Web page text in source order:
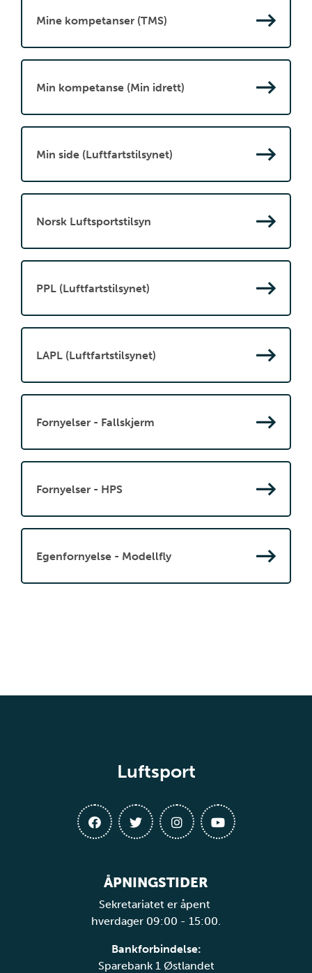
Mine kompetanser (TMS)
Min kompetanse (Min idrett)
Min side (Luftfartstilsynet)
Norsk Luftsportstilsyn
PPL (Luftfartstilsynet)
LAPL (Luftfartstilsynet)
Fornyelser - Fallskjerm
Fornyelser - HPS
Egenfornyelse - Modellfly
Luftsport
ÅPNINGSTIDER
Sekretariatet er åpent
hverdager 09:00 - 15:00.
Bankforbindelse:
Sparebank 1 Østlandet